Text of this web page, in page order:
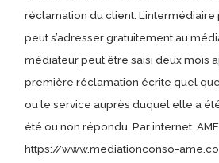
réclamation du client.
peut s’adresser gratuitement au
médiateur peut être saisi deux mois
première réclamation écrite quel
ou le service auprès duquel elle a
été ou non répondu. Par internet.
https://www.mediationconso-